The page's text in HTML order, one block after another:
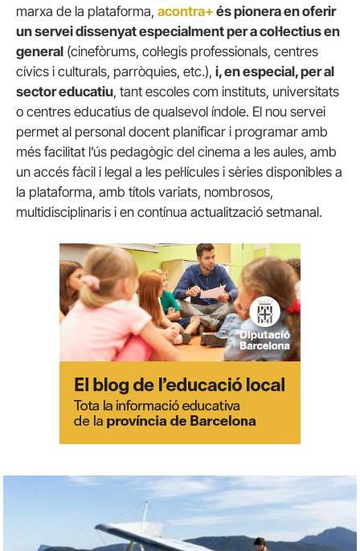
marxa de la plataforma, acontra+ és pionera en oferir
un servei dissenyat especialment per a col·lectius en
general (cinefòrums, col·legis professionals, centres
cívics i culturals, parròquies, etc.), i, en especial, per al
sector educatiu, tant escoles com instituts, universitats
o centres educatius de qualsevol índole. El nou servei
permet al personal docent planificar i programar amb
més facilitat l’ús pedagògic del cinema a les aules, amb
un accés fàcil i legal a les pel·lícules i sèries disponibles a
la plataforma, amb títols variats, nombrosos,
multidisciplinaris i en contínua actualització setmanal.